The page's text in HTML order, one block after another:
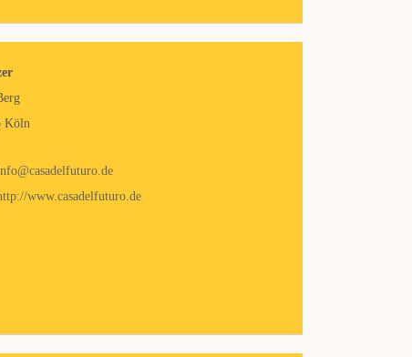
Köln
www.casadelfuturo.de